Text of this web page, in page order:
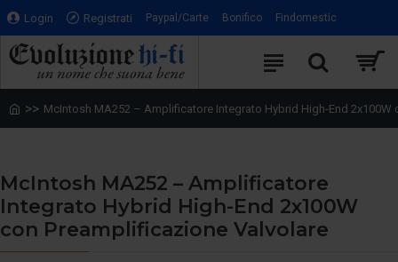
Login Registrati Paypal/Carte Bonifico Findomestic
McIntosh MA252 – Amplificatore Integrato Hybrid High-End 2x100W
McIntosh MA252 – Amplificatore
Integrato Hybrid High-End 2x100W
con Preamplificazione Valvolare